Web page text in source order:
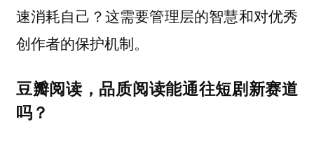
速消耗自己？这需要管理层的智慧和对优秀
创作者的保护机制。
豆瓣阅读，品质阅读能通往短剧新赛道
吗？